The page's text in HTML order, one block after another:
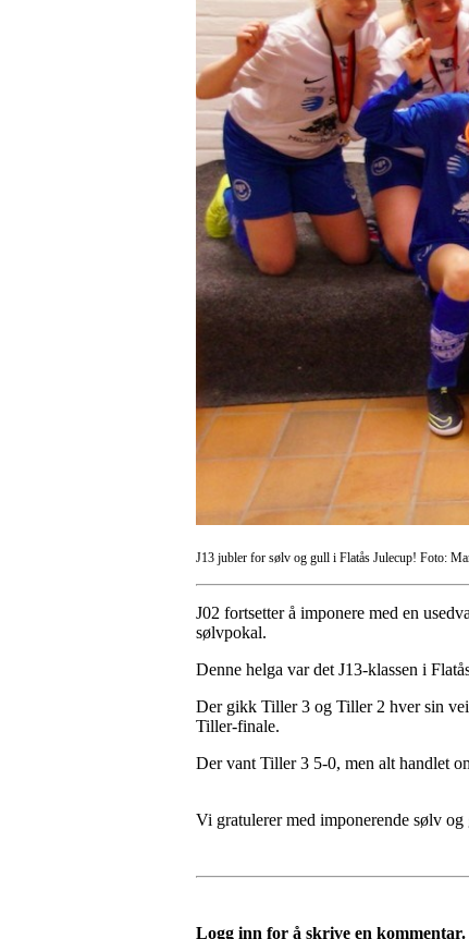
J13 jubler for sølv og gull i Flatås Julecup! Foto:
J02 fortsetter å imponere med en
sølvpokal.
Denne helga var det J13-klassen i
Der gikk Tiller 3 og Tiller 2 hver sin
Tiller-finale.
Der vant Tiller 3 5-0, men alt handlet
Vi gratulerer med imponerende sølv
Logg inn for å skrive en kommentar.